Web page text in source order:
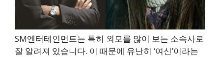
SM엔터테인먼트는 특히 외모를 많이 보는 소속사로
잘 알려져 있습니다. 이 때문에 유난히 ‘여신’이라는